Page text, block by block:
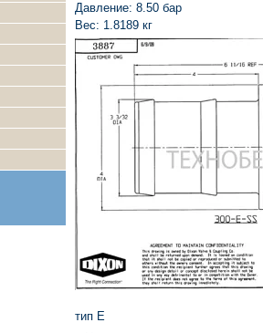
Давление: 8.50 бар
Вес: 1.8189 кг
тип E